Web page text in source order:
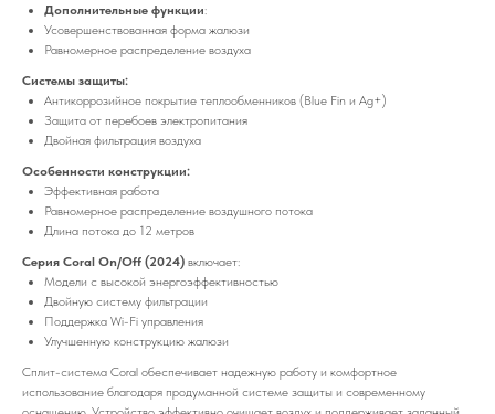
Дополнительные функции:
Усовершенствованная форма жалюзи
Равномерное распределение воздуха
Системы защиты:
Антикоррозийное покрытие теплообменников (Blue Fin и Ag+)
Защита от перебоев электропитания
Двойная фильтрация воздуха
Особенности конструкции:
Эффективная работа
Равномерное распределение воздушного потока
Длина потока до 12 метров
Серия Coral On/Off (2024) включает:
Модели с высокой энергоэффективностью
Двойную систему фильтрации
Поддержка Wi-Fi управления
Улучшенную конструкцию жалюзи
Сплит-система Coral обеспечивает надежную работу и комфортное
использование благодаря продуманной системе защиты и современному